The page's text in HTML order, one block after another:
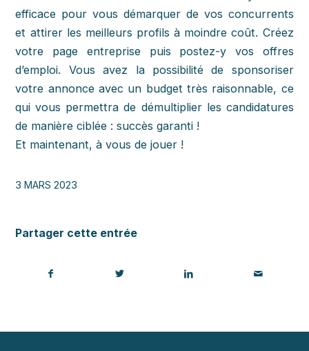
efficace pour vous démarquer de vos concurrents
et attirer les meilleurs profils à moindre coût. Créez
votre page entreprise puis postez-y vos offres
d’emploi. Vous avez la possibilité de sponsoriser
votre annonce avec un budget très raisonnable, ce
qui vous permettra de démultiplier les candidatures
de manière ciblée : succès garanti !
Et maintenant, à vous de jouer !
3 MARS 2023
Partager cette entrée